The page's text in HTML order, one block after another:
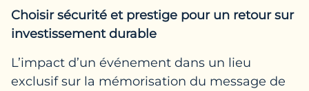
Choisir sécurité et prestige pour un retour sur
investissement durable
L’impact d’un événement dans un lieu
exclusif sur la mémorisation du message de